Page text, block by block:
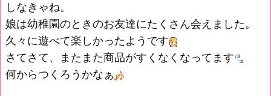
しなきゃね。
娘は幼稚園のときのお友達にたくさん会えました。
久々に遊べて楽しかったようです
さてさて、またまた商品がすくなくなってます
何からつくろうかなぁ